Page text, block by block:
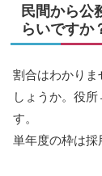
民間から公
らいですか
割合はわかりま
しょうか。役
す。
単年度の枠は採